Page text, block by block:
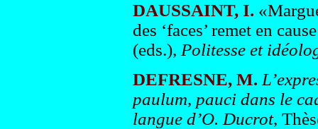
DAUSSAINT, I.
des ‘faces’ remet en
(eds.), Politesse et
DEFRESNE, M.
paulum, pauci dans le
langue d’O. Ducrot,